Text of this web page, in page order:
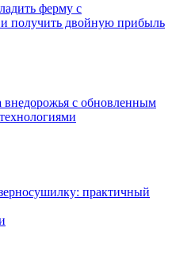
ферму с
получить двойную прибыль
с обновленным
практичный